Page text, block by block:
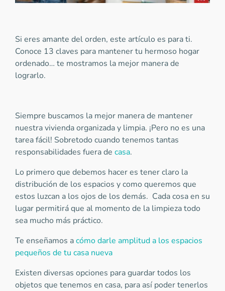
Si eres amante del orden, este artículo es para ti.
Conoce 13 claves para mantener tu hermoso hogar
ordenado… te mostramos la mejor manera de
lograrlo.
Siempre buscamos la mejor manera de mantener
nuestra vivienda organizada y limpia. ¡Pero no es una
tarea fácil! Sobretodo cuando tenemos tantas
responsabilidades fuera de casa.
Lo primero que debemos hacer es tener claro la
distribución de los espacios y como queremos que
estos luzcan a los ojos de los demás. Cada cosa en su
lugar permitirá que al momento de la limpieza todo
sea mucho más práctico.
Te enseñamos acómo darle amplitud a los espacios
pequeños de tu casa nueva
Existen diversas opciones para guardar todos los
objetos que tenemos en casa, para así poder tenerlos